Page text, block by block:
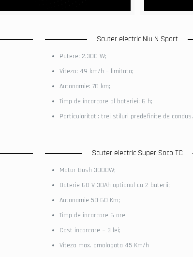
Scuter electric Niu N Sport
Putere: 2.300 W;
Viteza: 49 km/h – limitata;
Autonomie: 70 km;
Timp de incarcare al bateriei: 6 h;
Particularitati: trei stiluri predefinite de condus.
Scuter electric Super Soco TC
Motor Bosh 3000W;
Baterie 60 V 30Ah optional cu 2 baterii;
Autonomie 50-60 Km;
Timp de incarcare 6 ore;
Cost incarcare ~ 3 lei;
Viteza max. omologata 45 Km/h